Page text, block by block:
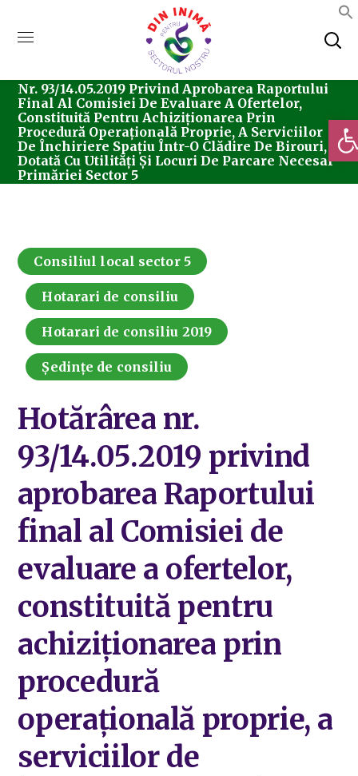
Consiliul Local Sector 5
Nr. 93/14.05.2019 Privind Aprobarea Raportului
Final Al Comisiei De Evaluare A Ofertelor,
Constituită Pentru Achiziționarea Prin
Procedură Operațională Proprie, A Serviciilor
De Închiriere Spațiu Într-O Clădire De Birouri,
Dotată Cu Utilități Și Locuri De Parcare Necesar
Primăriei Sector 5
Consiliul local sector 5
Hotarari de consiliu
Hotarari de consiliu 2019
Ședințe de consiliu
Hotărârea nr.
93/14.05.2019 privind
aprobarea Raportului
final al Comisiei de
evaluare a ofertelor,
constituită pentru
achiziționarea prin
procedură
operațională proprie, a
serviciilor de